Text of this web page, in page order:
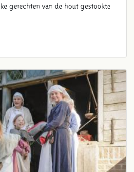
gerechten van de hout gestookte